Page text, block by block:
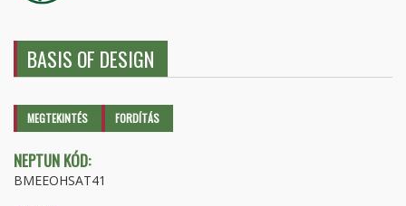
BASIS OF DESIGN
Elsődleges fülek
MEGTEKINTÉS (AKTÍVFORDÍTÁS
NEPTUN KÓD:
BMEEOHSAT41